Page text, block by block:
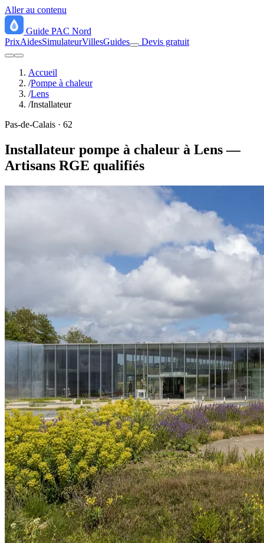
Aller au contenu
Guide PAC Nord
PrixAidesSimulateurVillesGuides Devis gratuit
Accueil
/Pompe à chaleur
/Lens
/Installateur
Pas-de-Calais · 62
Installateur pompe à chaleur à Lens —
Artisans RGE qualifiés